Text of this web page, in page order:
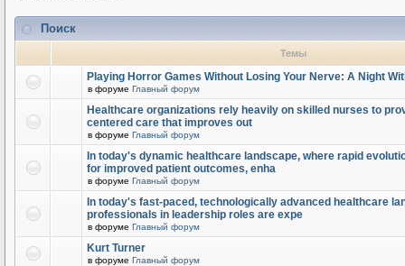
Поиск
Темы
Playing Horror Games Without Losing Your Nerve: A Night
в форуме Главный форум
Healthcare organizations rely heavily on skilled nurses to
centered care that improves out
в форуме Главный форум
In today's dynamic healthcare landscape, where rapid
for improved patient outcomes, enha
в форуме Главный форум
In today's fast-paced, technologically advanced healthcare
professionals in leadership roles are expe
в форуме Главный форум
Kurt Turner
в форуме Главный форум